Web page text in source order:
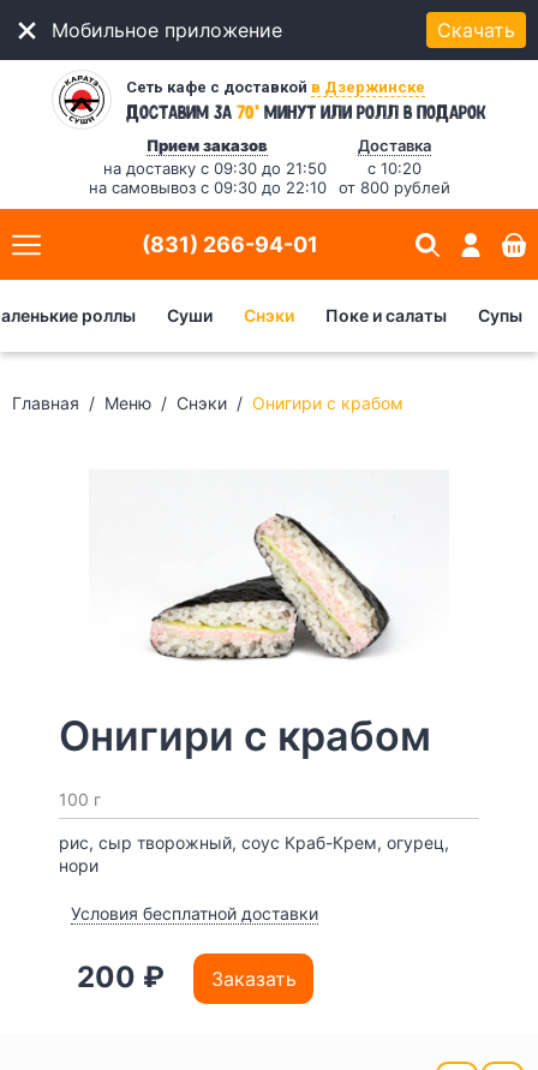
Мобильное приложение Скачать
Сеть кафе с доставкой в Дзержинске
Доставим за70* минутили ролл в подарок
Прием заказов
на доставку с 09:30 до 21:50
на самовывоз с 09:30 до 22:10
Доставка
с 10:20
от 800 рублей
(831) 266-94-01
роллы Суши Снэки Поке и салаты Супы
Главная Меню Снэки Онигири с крабом
Онигири с крабом
100 г
рис, сыр творожный, соус Краб-Крем, огурец,
нори
Условия бесплатной доставки
200 ₽ Заказать